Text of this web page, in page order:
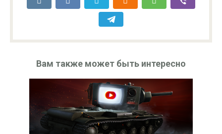
Вам также может быть интересно